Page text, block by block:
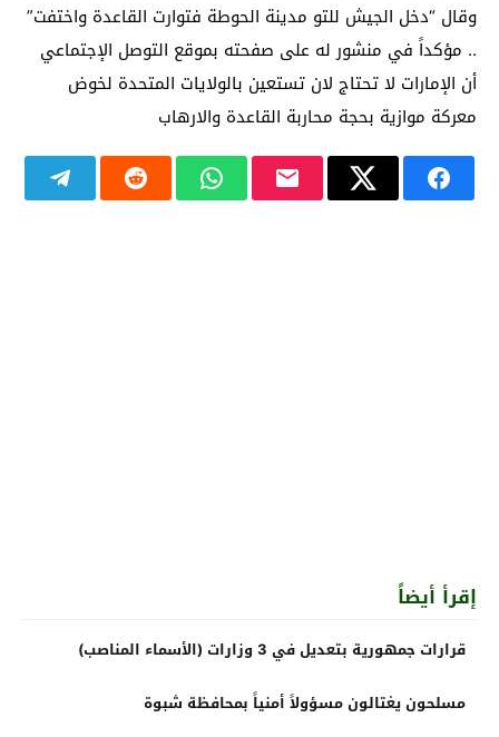
وقال “دخل الجيش للتو مدينة الحوطة فتوارت القاعدة واختفت”
.. مؤكداً في منشور له على صفحته بموقع التوصل الإجتماعي
أن الإمارات لا تحتاج لان تستعين بالولايات المتحدة لخوض
معركة موازية بحجة محاربة القاعدة والارهاب
إقرأ أيضاً
قرارات جمهورية بتعديل في 3 وزارات (الأسماء المناصب)
مسلحون يغتالون مسؤولاً أمنياً بمحافظة شبوة